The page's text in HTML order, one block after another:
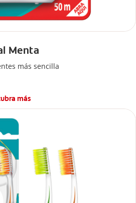
Menta
más sencilla
más